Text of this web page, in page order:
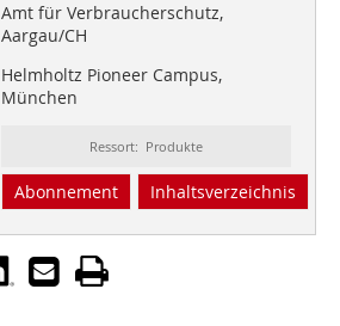
Amt für Verbraucherschutz,
Aargau/CH
Helmholtz Pioneer Campus,
München
Ressort: Produkte
Abonnement Inhaltsverzeichnis